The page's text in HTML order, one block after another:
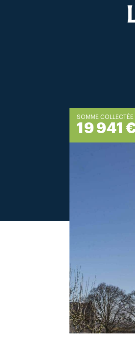
SOMME COLLECTÉE
19 941